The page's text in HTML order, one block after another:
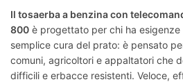
Il tosaerba a benzina con
800 è progettato per chi ha esigenze
semplice cura del prato: è pensato
comuni, agricoltori e appaltatori che
difficili e erbacce resistenti. Veloce,